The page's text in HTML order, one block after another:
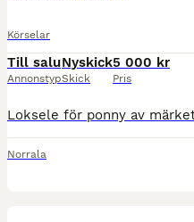
Körselar
Till salu
Annonstyp
Nyskick
Skick
5 000 kr
Pris
Norrala